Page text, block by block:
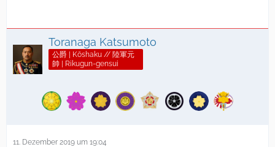
Toranaga Katsumoto
公爵 | Kōshaku // 陸軍元
帥 | Rikugun-gensui
11. Dezember 2019 um 19:04